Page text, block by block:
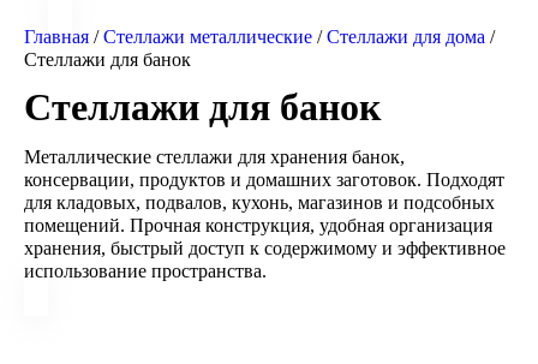
Главная / Стеллажи металлические / Стеллажи для дома /
Стеллажи для банок
Стеллажи для банок
Металлические стеллажи для хранения банок,
консервации, продуктов и домашних заготовок. Подходят
для кладовых, подвалов, кухонь, магазинов и подсобных
помещений. Прочная конструкция, удобная организация
хранения, быстрый доступ к содержимому и эффективное
использование пространства.